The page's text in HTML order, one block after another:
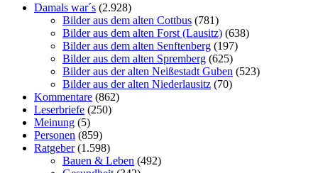
Damals war´s (2.928)
Bilder aus dem alten Cottbus (781)
Bilder aus dem alten Forst (Lausitz) (638)
Bilder aus dem alten Senftenberg (197)
Bilder aus dem alten Spremberg (625)
Bilder aus der alten Neißestadt Guben (523)
Bilder aus der alten Niederlausitz (70)
Kommentare (862)
Leserbriefe (250)
Meinung (5)
Personen (859)
Ratgeber(1.598)
Bauen & Leben (492)